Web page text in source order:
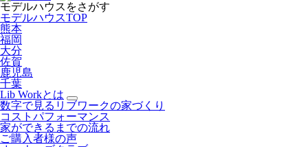
モデルハウスをさがす
モデルハウスTOP
熊本
福岡
大分
佐賀
鹿児島
千葉
Lib Workとは
数字で見るリブワークの家づくり
コストパフォーマンス
家ができるまでの流れ
ご購入者様の声